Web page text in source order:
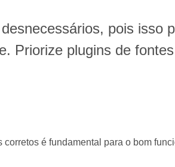
pois isso
Priorize plugins de
é fundamental para o bom